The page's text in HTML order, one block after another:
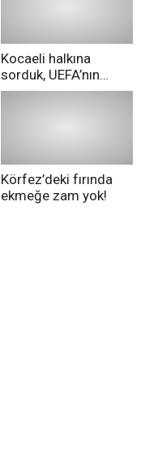
Kocaeli halkına
sorduk, UEFA’nın
Merih Demiral kararı
Körfez’deki fırında
ekmeğe zam yok!